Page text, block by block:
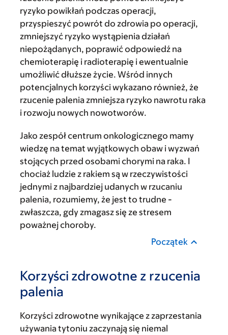
ryzyko powikłań podczas operacji,
przyspieszyć powrót do zdrowia po operacji,
zmniejszyć ryzyko wystąpienia działań
niepożądanych, poprawić odpowiedź na
chemioterapię i radioterapię i ewentualnie
umożliwić dłuższe życie. Wśród innych
potencjalnych korzyści wykazano również, że
rzucenie palenia zmniejsza ryzyko nawrotu raka
i rozwoju nowych nowotworów.
Jako zespół centrum onkologicznego mamy
wiedzę na temat wyjątkowych obaw i wyzwań
stojących przed osobami chorymi na raka. I
chociaż ludzie z rakiem są w rzeczywistości
jednymi z najbardziej udanych w rzucaniu
palenia, rozumiemy, że jest to trudne -
zwłaszcza, gdy zmagasz się ze stresem
poważnej choroby.
Początek
Korzyści zdrowotne z rzucenia
palenia
Korzyści zdrowotne wynikające z zaprzestania
używania tytoniu zaczynają się niemal